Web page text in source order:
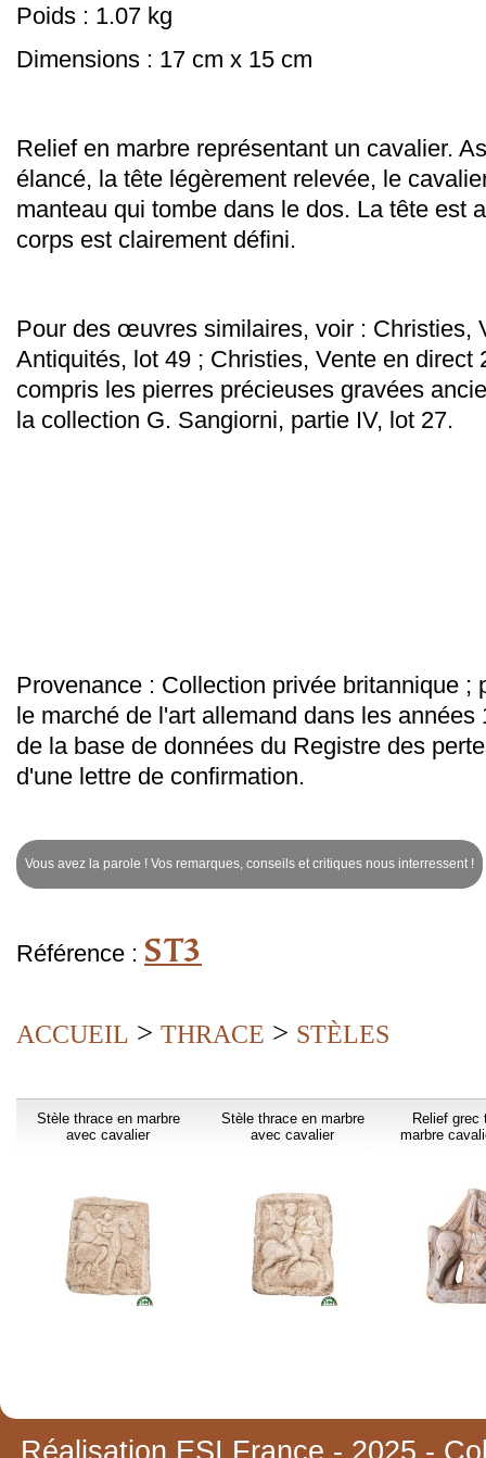
Poids : 1.07 kg
Dimensions : 17 cm x 15 cm
Relief en marbre représentant un cavalier.
élancé, la tête légèrement relevée, le
manteau qui tombe dans le dos. La tête est
corps est clairement défini.
Pour des œuvres similaires, voir : Christies,
Antiquités, lot 49 ; Christies, Vente en direct
compris les pierres précieuses gravées
la collection G. Sangiorni, partie IV, lot 27.
Provenance : Collection privée britannique ;
le marché de l'art allemand dans les
de la base de données du Registre des
d'une lettre de confirmation.
Vous avez la parole ! Vos remarques, conseils et critiques nous interressent !
Référence : st3
ACCUEIL > THRACE > STÈLES
Stèle thrace en marbre
avec cavalier
Stèle thrace en marbre
avec cavalier
Relief grec
marbre